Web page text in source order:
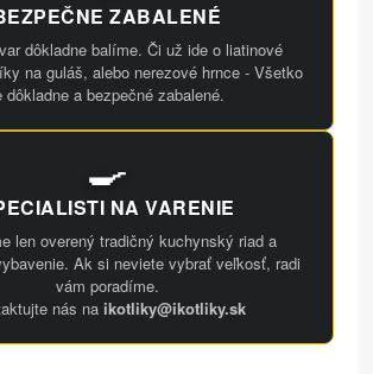
ZABALENÉ
dôkladne balíme. Či už ide o liatinové
na guláš, alebo nerezové hrnce - Všetko
dôkladne a bezpečné zabalené.
🍳
NA VARENIE
len overený tradičný kuchynský riad a
Ak si neviete vybrať veľkosť, radi
vám poradíme.
nás na ikotliky@ikotliky.sk